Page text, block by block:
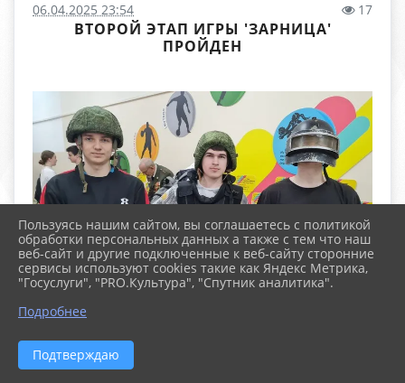
06.04.2025 23:54 17
ВТОРОЙ ЭТАП ИГРЫ 'ЗАРНИЦА'
ПРОЙДЕН
Пользуясь нашим сайтом, вы соглашаетесь с политикой
обработки персональных данных а также с тем что наш
веб-сайт и другие подключенные к веб-сайту сторонние
сервисы используют cookies такие как Яндекс Метрика,
"Госуслуги", "PRO.Культура", "Спутник аналитика".
Подробнее
Подтверждаю